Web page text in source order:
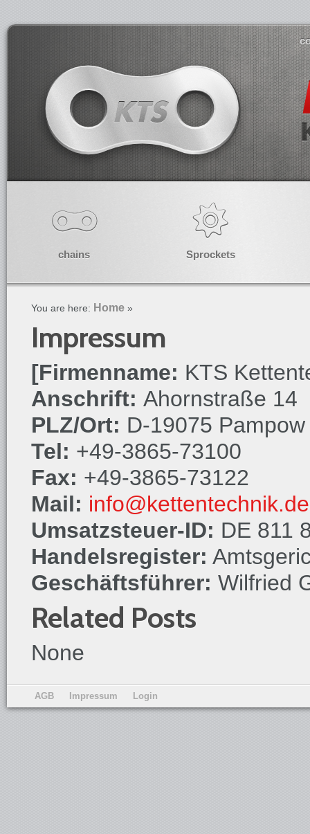
chains Sprockets
You are here: Home »
Impressum
[Firmenname: KTS
Anschrift: Ahornstraße 14
PLZ/Ort: D-19075 Pampow
Tel: +49-3865-73100
Fax: +49-3865-73122
Mail: info@kettentechnik.de
Umsatzsteuer-ID: DE 811
Handelsregister:
Geschäftsführer: Wilfried
Related Posts
None
AGB Impressum Login